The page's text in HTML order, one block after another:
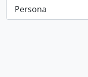
Persona
, 3 resultados